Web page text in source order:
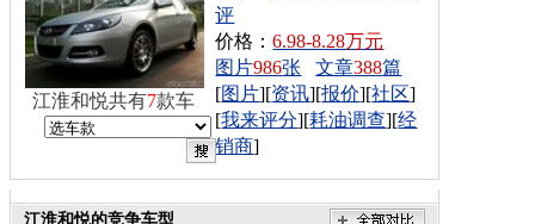
评
价格：6.98-8.28万元
图片986张 文章388篇
[图片][资讯][报价][社区]
[我来评分][耗油调查][经
销商]
江淮和悦共有7款车
江淮和悦的竞争车型